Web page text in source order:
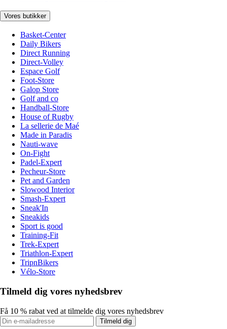
Vores butikker
Basket-Center
Daily Bikers
Direct Running
Direct-Volley
Espace Golf
Foot-Store
Galop Store
Golf and co
Handball-Store
House of Rugby
La sellerie de Maé
Made in Paradis
Nauti-wave
On-Fight
Padel-Expert
Pecheur-Store
Pet and Garden
Slowood Interior
Smash-Expert
Sneak'In
Sneakids
Sport is good
Training-Fit
Trek-Expert
Triathlon-Expert
TripnBikers
Vélo-Store
Tilmeld dig vores nyhedsbrev
Få 10 % rabat ved at tilmelde dig vores nyhedsbrev
Tilmeld dig